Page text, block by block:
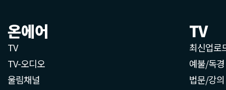
온에어
TV
TV-오디오
울림채널
TV
최신업로
예불/독경
법문/강의